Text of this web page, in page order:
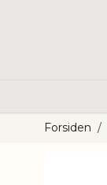
Forsiden /